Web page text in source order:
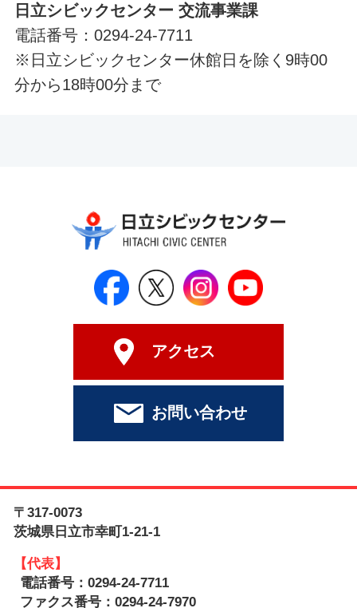
日立シビックセンター 交流事業課
電話番号：0294-24-7711
※日立シビックセンター休館日を除く9時00
分から18時00分まで
日立シビックセンター公式
日立シビックセンター
日立シビックセ
アクセス
お問い合わせ
〒317-0073
茨城県日立市幸町1-21-1
【代表】
電話番号：0294-24-7711
ファクス番号：0294-24-7970